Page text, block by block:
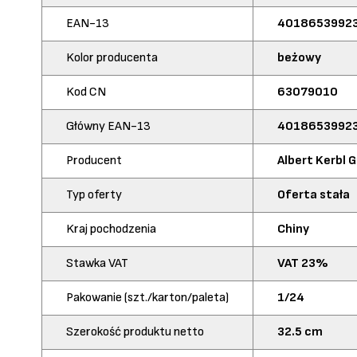
EAN-13
Kolor producenta beżowy
Kod CN 63079010
Główny EAN-13
Producent Albert Kerbl
Typ oferty Oferta stała
Kraj pochodzenia Chiny
Stawka VAT VAT 23%
Pakowanie (szt./karton/paleta) 1/24
Szerokość produktu netto 32.5 cm